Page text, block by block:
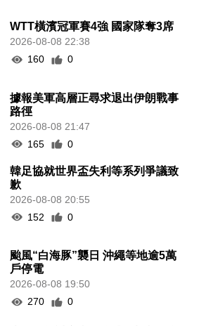
WTT橫濱冠軍賽4強 國家隊奪3席
2026-08-08 22:38
160
0
據報美軍高層正尋求退出伊朗戰事
路徑
2026-08-08 21:47
165
0
韓足協就世界盃失利等系列爭議致
歉
2026-08-08 20:55
152
0
颱風“白海豚”襲日 沖繩等地逾5萬
戶停電
2026-08-08 19:50
270
0